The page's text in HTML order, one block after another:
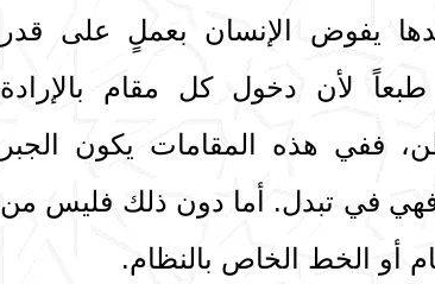
يفوض الإنسان بعملٍ على قدر
لأن دخول كل مقام بالإرادة
ففي هذه المقامات يكون الجبر
في تبدل. أما دون ذلك فليس من
أو الخط الخاص بالنظام.